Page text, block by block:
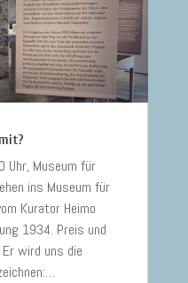
Uhr, Museum für
ins Museum für
Kurator Heimo
1934. Preis und
wird uns die